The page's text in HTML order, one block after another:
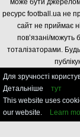
може бути джерелом
ресурс football.ua не
сайт не приймає
пов’язані/можуть
тоталізаторами.
Для зручності
Детальніше
тут
This website uses
our website.
Learn